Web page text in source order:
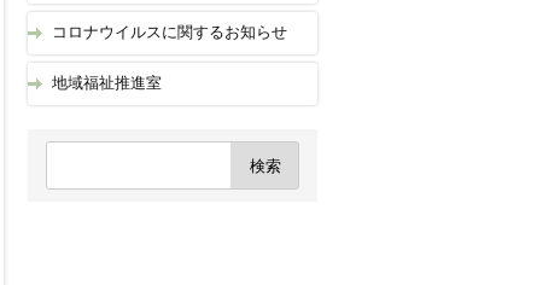
コロナウイルスに関するお知らせ
地域福祉推進室